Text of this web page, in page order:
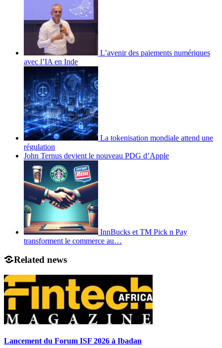
L’avenir des paiements numériques
avec l’IA en Inde
La tokenisation mondiale attend une
régulation
John Ternus devient le nouveau PDG d’Apple
InnBucks et TM Pick n Pay
transforment le commerce au…
Related news
Lancement du Forum ISF 2026 à Ibadan